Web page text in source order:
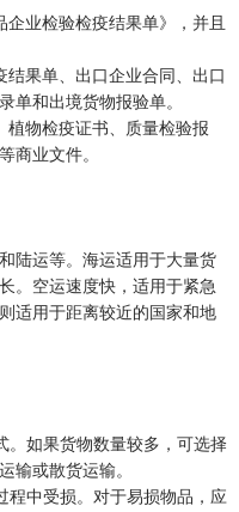
业检验检疫结果单》，并且
果单、出口企业合同、出口
单和出境货物报验单。
植物检疫证书、质量检验报
商业文件。
陆运等。海运适用于大量货
。空运速度快，适用于紧急
适用于距离较近的国家和地
。如果货物数量较多，可选择
输或散货运输。
程中受损。对于易损物品，应